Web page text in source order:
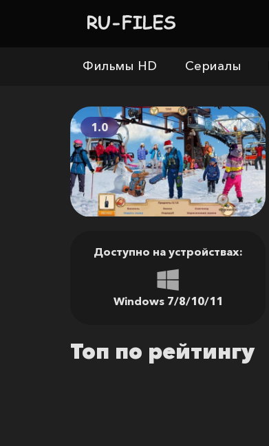
Фильмы HD Сериалы
1.0
Доступно на устройствах:
Windows 7/8/10/11
Топ по рейтингу